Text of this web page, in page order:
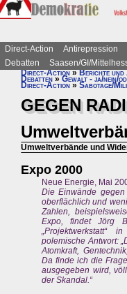
Direct-Action Antirepression
Debatten
Saasen/GI/
Direct-Action»Berichte und
Debatten » Gewalt - ja/nein/
Direct-Action » Sabotage/
GEGEN
Umweltverbände und
Expo 2000
Neue Energie, Mai
Die Einwände
oberflächlich und
Zahlen,
Expo, findet Jörg
polemische Antwort:
Atomkraft,
Da finde ich die
ausgegeben wird,
der Skandal.“